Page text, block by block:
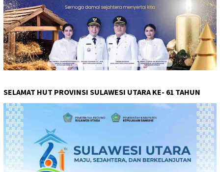
SELAMAT HUT PROVINSI SULAWESI UTARA KE- 61 TAHUN